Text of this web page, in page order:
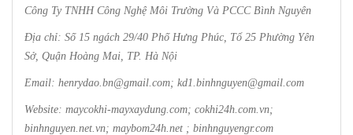
Công Ty TNHH Công Nghệ Môi Trường Và PCCC Bình Nguyên
Địa chỉ: Số 15 ngách 29/40 Phố Hưng Phúc, Tổ 25 Phường Yên
Sở, Quận Hoàng Mai, TP. Hà Nội
Email: henrydao.bn@gmail.com; kd1.binhnguyen@gmail.com
Website: maycokhi-mayxaydung.com; cokhi24h.com.vn;
binhnguyen.net.vn; maybom24h.net ; binhnguyengr.com